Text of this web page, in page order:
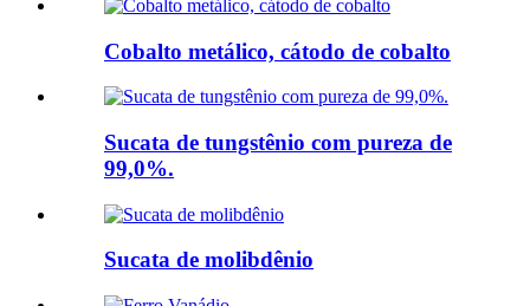
Cobalto metálico, cátodo de cobalto
Sucata de tungstênio com pureza de
99,0%.
Sucata de molibdênio